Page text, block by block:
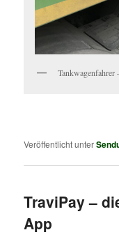
Tankwagenfahrer
Veröffentlicht unter
TraviPay –
App